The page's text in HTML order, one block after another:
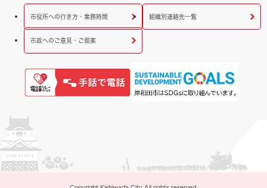
市役所への行き方・業務時間 組織別連絡先一覧
市政へのご意見・ご提案